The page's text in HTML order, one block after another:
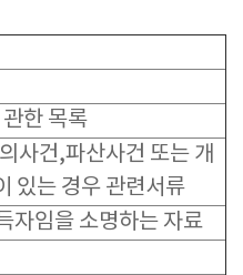
한 목록
사건,파산사건 또는 개
있는 경우 관련서류
자임을 소명하는 자료